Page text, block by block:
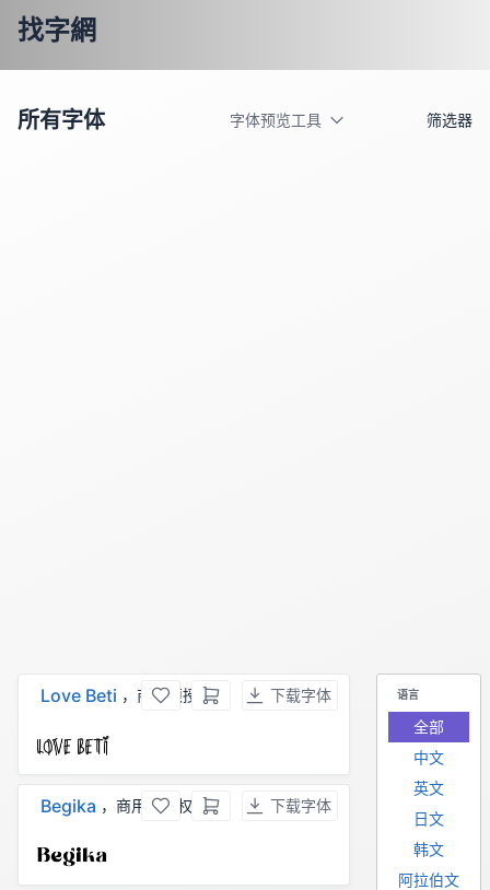
找字網
所有字体 字体预览工具 筛选器
Love Beti ，商用须授权 下载字体
Begika ，商用须授权 下载字体
语言
全部
中文
英文
日文
韩文
阿拉伯文